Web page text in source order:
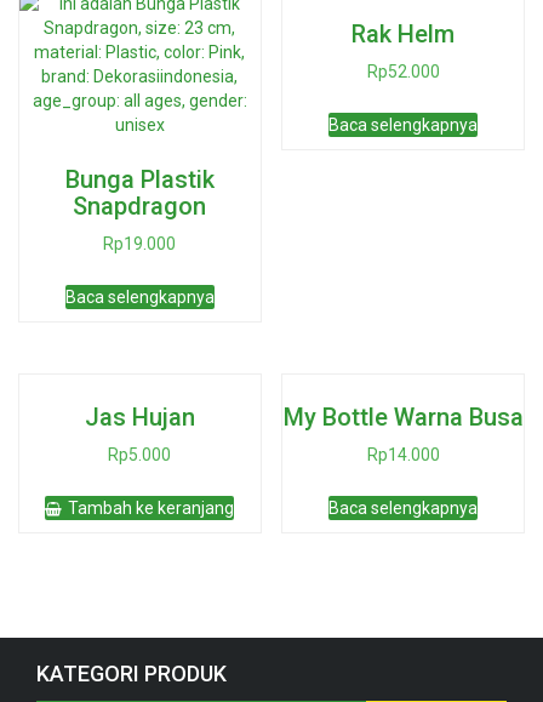
Bunga Plastik
Snapdragon
Rp19.000
Baca selengkapnya
Rak Helm
Rp52.000
Baca selengkapnya
Jas Hujan
Rp5.000
Tambah ke keranjang
My Bottle Warna Busa
Rp14.000
Baca selengkapnya
KATEGORI PRODUK